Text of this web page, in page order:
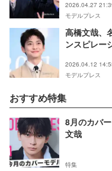
DAYS】
2026.04.27
モデルプレス
高橋文哉、
ンスピレー
2026.04.12
モデルプレス
おすすめ特集
8月のカバ
文哉
特集